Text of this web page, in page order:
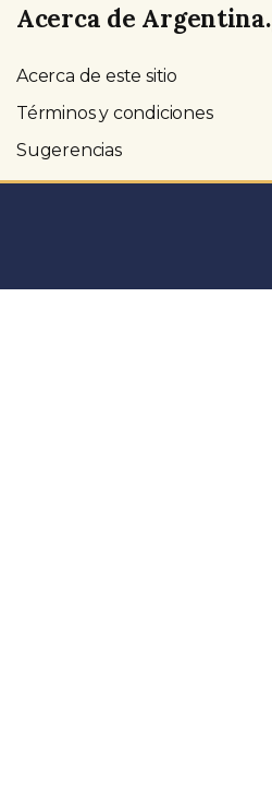
Acerca de
Acerca de este sitio
Términos y condiciones
Sugerencias